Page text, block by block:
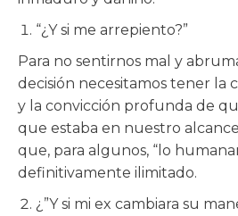
“¿Y si me arrepiento?”
Para no sentirnos mal y
decisión necesitamos tener la
y la convicción profunda de
que estaba en nuestro
que, para algunos, “lo
definitivamente ilimitado.
¿”Y si mi ex cambiara su